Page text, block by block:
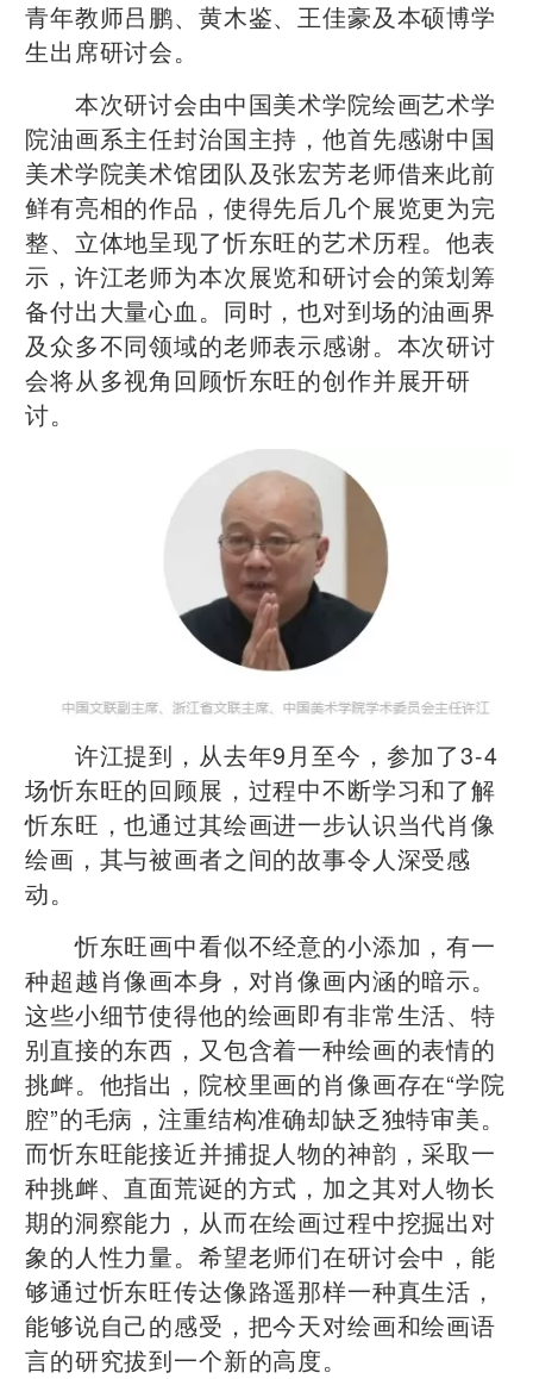
青年教师吕鹏、黄木鉴、王佳豪及本硕博学
生出席研讨会。
本次研讨会由中国美术学院绘画艺术学
院油画系主任封治国主持，他首先感谢中国
美术学院美术馆团队及张宏芳老师借来此前
鲜有亮相的作品，使得先后几个展览更为完
整、立体地呈现了忻东旺的艺术历程。他表
示，许江老师为本次展览和研讨会的策划筹
备付出大量心血。同时，也对到场的油画界
及众多不同领域的老师表示感谢。本次研讨
会将从多视角回顾忻东旺的创作并展开研
讨。
许江提到，从去年9月至今，参加了3-4
场忻东旺的回顾展，过程中不断学习和了解
忻东旺，也通过其绘画进一步认识当代肖像
绘画，其与被画者之间的故事令人深受感
动。
忻东旺画中看似不经意的小添加，有一
种超越肖像画本身，对肖像画内涵的暗示。
这些小细节使得他的绘画即有非常生活、特
别直接的东西，又包含着一种绘画的表情的
挑衅。他指出，院校里画的肖像画存在“学院
腔”的毛病，注重结构准确却缺乏独特审美。
而忻东旺能接近并捕捉人物的神韵，采取一
种挑衅、直面荒诞的方式，加之其对人物长
期的洞察能力，从而在绘画过程中挖掘出对
象的人性力量。希望老师们在研讨会中，能
够通过忻东旺传达像路遥那样一种真生活，
能够说自己的感受，把今天对绘画和绘画语
言的研究拔到一个新的高度。